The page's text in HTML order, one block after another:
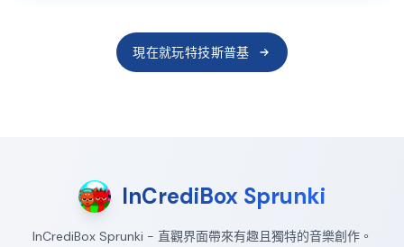
現在就玩特技斯普基
InCrediBox Sprunki
InCrediBox Sprunki - 直觀界面帶來有趣且獨特的音樂創作。